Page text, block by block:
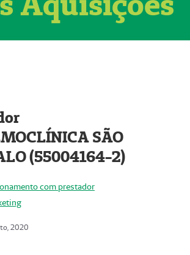
SÃO
(55004164-2)
com prestador
2020